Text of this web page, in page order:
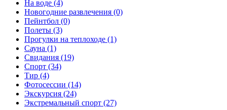
На воде (4)
Новогодние развлечения (0)
Пейнтбол (0)
Полеты (3)
Прогулки на теплоходе (1)
Сауна (1)
Свидания (19)
Спорт (34)
Тир (4)
Фотосессии (14)
Экскурсия (24)
Экстремальный спорт (27)